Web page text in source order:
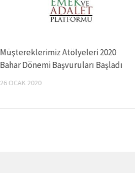
Müştereklerimiz Atölyeleri 2020
Bahar Dönemi Başvuruları Başladı
26 OCAK 2020